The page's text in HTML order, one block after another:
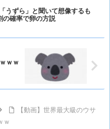
「うずら」と聞いて想像するも
の確率で卵の方説
ｗｗ
【動画】世界最大級のウサ
ｗ